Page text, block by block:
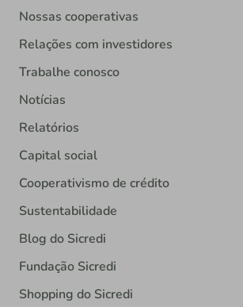
Nossas cooperativas
Relações com investidores
Trabalhe conosco
Notícias
Relatórios
Capital social
Cooperativismo de crédito
Sustentabilidade
Blog do Sicredi
Fundação Sicredi
Shopping do Sicredi